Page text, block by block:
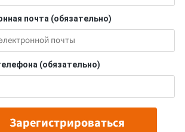
почта (обязательно)
(обязательно)
Зарегистрироваться